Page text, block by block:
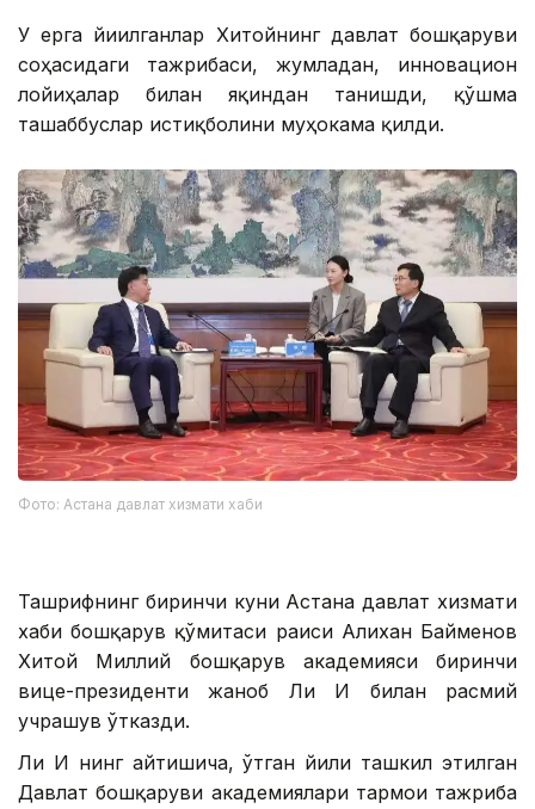
У ерга йиғилганлар Хитойнинг давлат бошқаруви
соҳасидаги тажрибаси, жумладан, инновацион
лойиҳалар билан яқиндан танишди, қўшма
ташаббуслар истиқболини муҳокама қилди.
Фото: Астана давлат хизмати хаби
Ташрифнинг биринчи куни Астана давлат хизмати
хаби бошқарув қўмитаси раиси Алихан Байменов
Хитой Миллий бошқарув академияси биринчи
вице-президенти жаноб Ли И билан расмий
учрашув ўтказди.
Ли И нинг айтишича, ўтган йили ташкил этилган
Давлат бошқаруви академиялари тармоғи тажриба